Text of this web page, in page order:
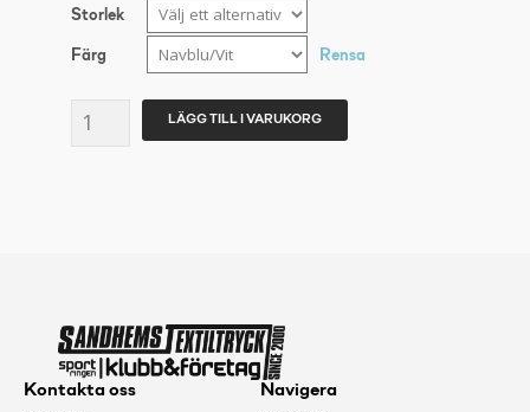
Storlek
Färg Rensa
ADIDAS
LÄGG TILL I VARUKORG
Kontakta oss Navigera